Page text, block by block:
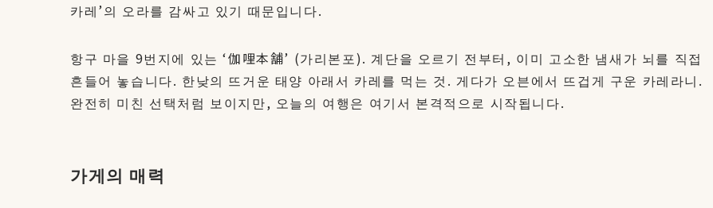
카레’의 오라를 감싸고 있기 때문입니다.
항구 마을 9번지에 있는 ‘伽哩本舗’ (가리본포). 계단을 오르기 전부터, 이미 고소한 냄새가 뇌를 직접
흔들어 놓습니다. 한낮의 뜨거운 태양 아래서 카레를 먹는 것. 게다가 오븐에서 뜨겁게 구운 카레라니.
완전히 미친 선택처럼 보이지만, 오늘의 여행은 여기서 본격적으로 시작됩니다.
가게의 매력